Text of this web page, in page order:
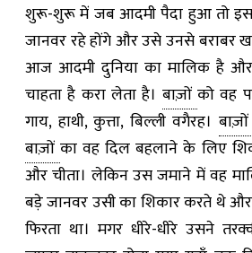
शुरू-शुरू में जब आदमी पैदा हुआ तो
जानवर रहे होंगे और उसे उनसे बराबर
आज आदमी दुनिया का मालिक है
चाहता है करा लेता है। बाज़ोंको वह
गाय, हाथी, कुत्ता, बिल्ली वगैरह। बाज़ों
बाज़ोंका वह दिल बहलाने के लिए
और चीता। लेकिन उस जमाने में वह
बड़े जानवर उसी का शिकार करते थे
फिरता था। मगर धीरे-धीरे उसने